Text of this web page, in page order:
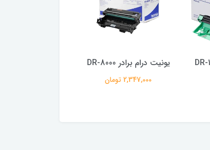
یونیت درام برادر DR-8000
2,347,000 تومان